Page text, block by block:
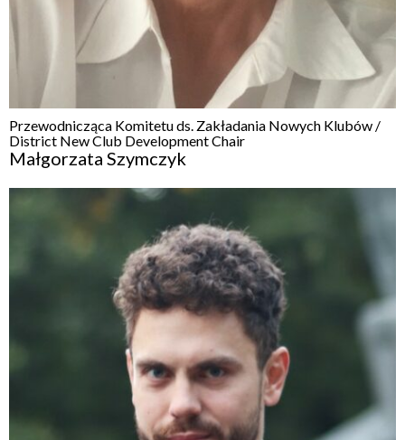
Przewodnicząca Komitetu ds. Zakładania Nowych Klubów /
District New Club Development Chair
Małgorzata Szymczyk